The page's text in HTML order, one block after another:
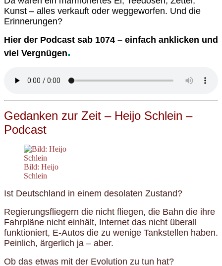
Kunst – alles verkauft oder weggeworfen. Und die
Erinnerungen?
Hier der Podcast sab 1074 – einfach anklicken und
viel Vergnügen.
Gedanken zur Zeit – Heijo Schlein –
Podcast
Bild: Heijo
Schlein
Ist Deutschland in einem desolaten Zustand?
Regierungsfliegern die nicht fliegen, die Bahn die ihre
Fahrpläne nicht einhält, Internet das nicht überall
funktioniert, E-Autos die zu wenige Tankstellen haben.
Peinlich, ärgerlich ja – aber.
Ob das etwas mit der Evolution zu tun hat?